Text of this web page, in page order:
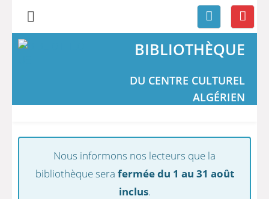
BIBLIOTHÈQUE
DU CENTRE CULTUREL
ALGÉRIEN
Nous informons nos lecteurs que la
bibliothèque sera fermée du 1 au 31 août
inclus.